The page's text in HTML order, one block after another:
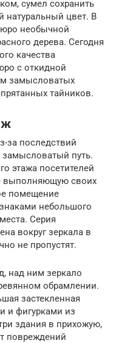
сумел сохранить
натуральный цвет. В
необычной
дерева. Сегодня
качества
с откидной
замысловатых
тайников.
за последствий
замысловатый путь.
этажа посетителей
выполняющую своих
помещение
небольшого
Серия
вокруг зеркала в
не пропустят.
над ним зеркало
обрамлении.
застекленная
и фигурками из
здания в прихожую,
повреждений